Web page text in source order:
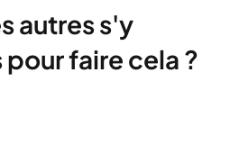
autres s'y
faire cela ?